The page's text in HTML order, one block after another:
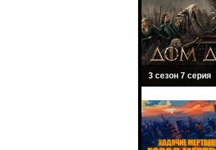
3 сезон 7 серия